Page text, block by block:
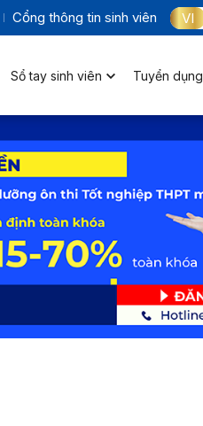
Cổng thông tin sinh viên VI
Sổ tay sinh viên Tuyển dụng